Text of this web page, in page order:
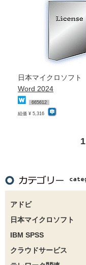
日本マイクロソフト
Word 2024
665612
組価 ¥ 5,316
1
アドビ
日本マイクロソフト
IBM SPSS
クラウドサービス